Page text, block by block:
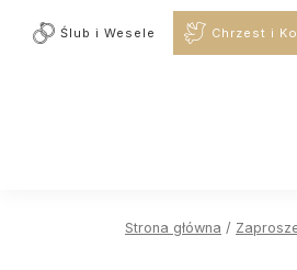
Ślub i Wesele Chrzest i
Strona główna /